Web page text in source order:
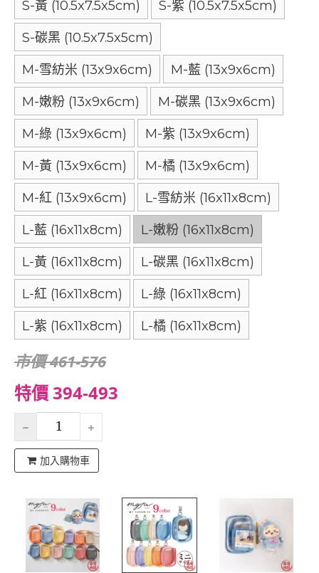
S-黃 (10.5x7.5x5cm) S-紫 (10.5x7.5x5cm)
S-碳黑 (10.5x7.5x5cm)
M-雪紡米 (13x9x6cm) M-藍 (13x9x6cm)
M-嫩粉 (13x9x6cm) M-碳黑 (13x9x6cm)
M-綠 (13x9x6cm) M-紫 (13x9x6cm)
M-黃 (13x9x6cm) M-橘 (13x9x6cm)
M-紅 (13x9x6cm) L-雪紡米 (16x11x8cm)
L-藍 (16x11x8cm) L-嫩粉 (16x11x8cm)
L-黃 (16x11x8cm) L-碳黑 (16x11x8cm)
L-紅 (16x11x8cm) L-綠 (16x11x8cm)
L-紫 (16x11x8cm) L-橘 (16x11x8cm)
市價 461-576
特價 394-493
加入購物車